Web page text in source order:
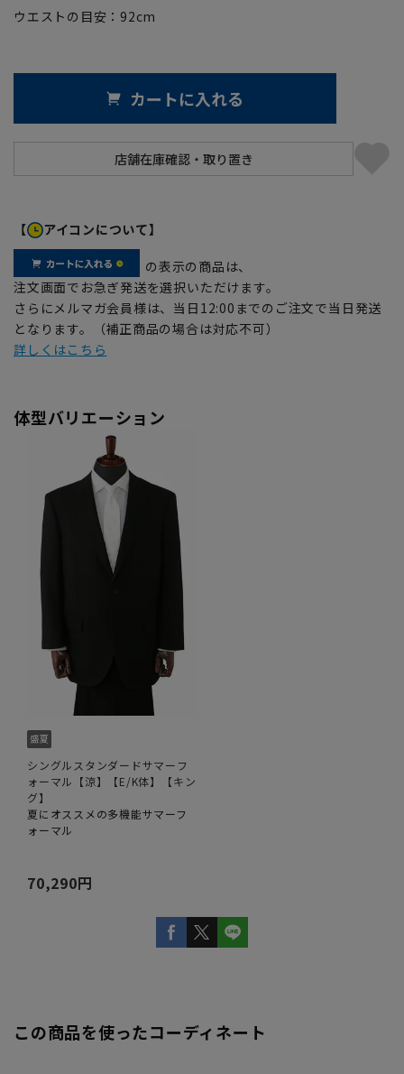
ウエストの目安： 92cm
カートに入れる
【 アイコンについて】
の表示の商品は、
注文画面でお急ぎ発送を選択いただけます。
さらにメルマガ会員様は、当日12:00までのご注文で当日発送
となります。（補正商品の場合は対応不可）
詳しくはこちら
体型バリエーション
シングルスタンダードサマーフ
ォーマル【涼】【E/K体】【キン
グ】
夏にオススメの多機能サマーフ
ォーマル
70,290円
この商品を使ったコーディネート